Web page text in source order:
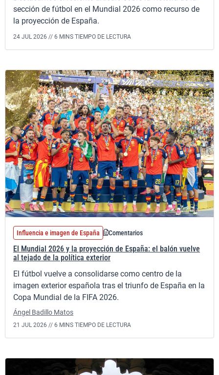
sección de fútbol en el Mundial 2026 como recurso de
la proyección de España.
24 JUL 2026 // 6 MINS TIEMPO DE LECTURA
Influencia e imagen de España Comentarios
El Mundial 2026 y la proyección de España: el balón vuelve
al tejado de la política exterior
El fútbol vuelve a consolidarse como centro de la
imagen exterior española tras el triunfo de España en la
Copa Mundial de la FIFA 2026.
Ángel Badillo Matos
21 JUL 2026 // 6 MINS TIEMPO DE LECTURA